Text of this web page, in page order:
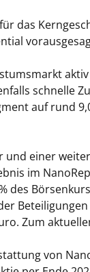
das
schnelle
auf rund
und einer
im
des
Beteiligungen
Zum
von